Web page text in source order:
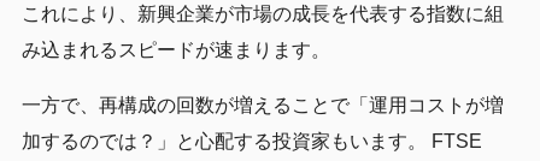
これにより、新興企業が市場の成長を代表する指数に組
み込まれるスピードが速まります。
一方で、再構成の回数が増えることで「運用コストが増
加するのでは？」と心配する投資家もいます。 FTSE